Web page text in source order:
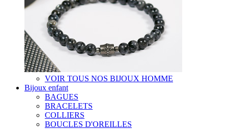
VOIR TOUS NOS BIJOUX HOMME
Bijoux enfant
BAGUES
BRACELETS
COLLIERS
BOUCLES D'OREILLES